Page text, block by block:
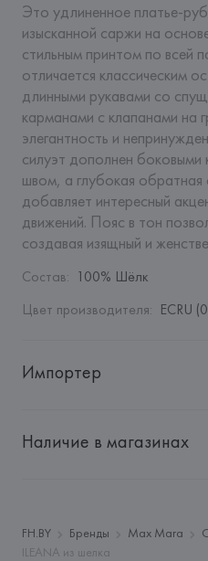
Это удлиненное платье-
изысканной саржи на
стильным принтом по всей
отличается классическим
длинными рукавами со
карманами с клапанами на
элегантность и
силуэт дополнен боковыми
швом, а глубокая обратная
добавляет интересный
движений. Пояс в тон
создавая изящный и
Состав: 100% Шёлк
Цвет производителя: ECRU
Импортер
"БелВиринея"
Адрес:
ИТАЛИЯ,
Via Giulia
Emilia,
Наличие в магазинах
FH.BY Бренды Max Mara
ILEANA из шелка